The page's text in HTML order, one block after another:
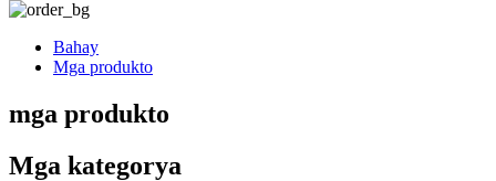
Bahay
Mga produkto
mga produkto
Mga kategorya